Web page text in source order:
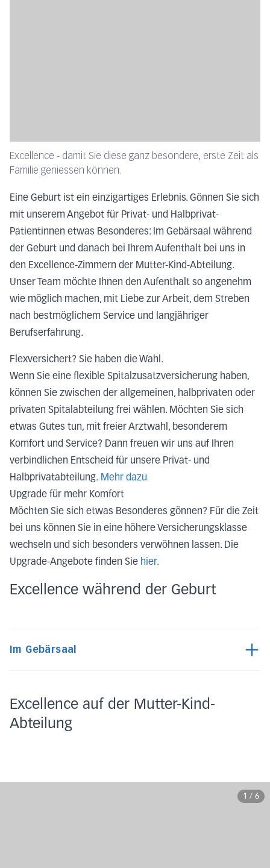
Excellence - damit Sie diese ganz besondere, erste Zeit als
Familie geniessen können.
Eine Geburt ist ein einzigartiges Erlebnis. Gönnen Sie sich
mit unserem Angebot für Privat- und Halbprivat-
Patientinnen etwas Besonderes: Im Gebärsaal während
der Geburt und danach bei Ihrem Aufenthalt bei uns in
den Excellence-Zimmern der Mutter-Kind-Abteilung.
Unser Team möchte Ihnen den Aufenthalt so angenehm
wie möglich machen, mit Liebe zur Arbeit, dem Streben
nach bestmöglichem Service und langjähriger
Berufserfahrung.
Flexversichert? Sie haben die Wahl.
Wenn Sie eine flexible Spitalzusatzversicherung haben,
können Sie zwischen der allgemeinen, halbprivaten oder
privaten Spitalabteilung frei wählen. Möchten Sie sich
etwas Gutes tun, mit freier Arztwahl, besonderem
Komfort und Service? Dann freuen wir uns auf Ihren
verbindlichen Entscheid für unsere Privat- und
Halbprivatabteilung. Mehr dazu
Upgrade für mehr Komfort
Möchten Sie sich etwas Besonderes gönnen? Für die Zeit
bei uns können Sie in eine höhere Versicherungsklasse
wechseln und sich besonders verwöhnen lassen. Die
Upgrade-Angebote finden Sie hier.
Excellence während der Geburt
Im Gebärsaal
Excellence auf der Mutter-Kind-
Abteilung
1 / 6